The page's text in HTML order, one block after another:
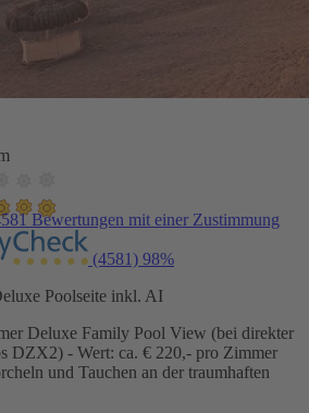
Bewertungen mit einer Zustimmung
(4581) 98%
Poolseite inkl. AI
Deluxe Family Pool View (bei direkter
DZX2) - Wert: ca. € 220,- pro Zimmer
und Tauchen an der traumhaften